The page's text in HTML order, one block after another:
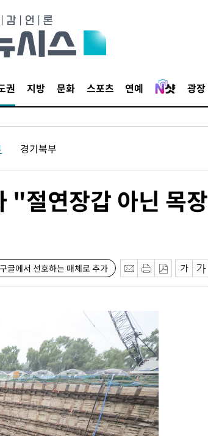
권 지방 문화 스포츠 연예 광장
경기북부
"절연장갑 아닌 목장
구글에서 선호하는 매체로 추가